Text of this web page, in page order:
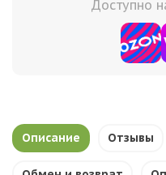
Доступно
Описание Отзывы